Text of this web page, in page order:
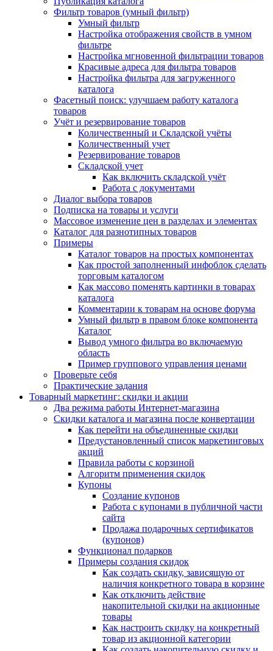
Фильтр товаров (умный фильтр)
Умный фильтр
Настройка отображения свойств в умном
фильтре
Настройка мгновенной фильтрации товаров
Красивые адреса для фильтра товаров
Настройка фильтра для загруженного
каталога
Фасетный поиск: улучшаем работу каталога
товаров
Учёт и резервирование товаров
Количественный и Складской учёты
Количественный учет
Резервирование товаров
Складской учет
Как включить складской учёт
Работа с документами
Диалог выбора товаров
Подписка на товары и услуги
Массовое изменение цен в разделах и элементах
Каталог для разнотипных товаров
Примеры
Каталог товаров на простых компонентах
Как простой заполненный инфоблок сделать
торговым каталогом
Как массово поменять картинки в товарах
каталога
Комментарии к товарам на основе форума
Умный фильтр в правом блоке компонента
Каталог
Вывод умного фильтра во включаемую
область
Пример группового управления ценами
Проверьте себя
Практические задания
Товарный маркетинг: скидки и акции
Два режима работы Интернет-магазина
Скидки каталога и магазина после конвертации
Как перейти на объединенные скидки
Предустановленный список маркетинговых
акций
Правила работы с корзиной
Алгоритм применения скидок
Купоны
Создание купонов
Работа с купонами в публичной части
сайта
Продажа подарочных сертификатов
(купонов)
Функционал подарков
Примеры создания скидок
Как создать скидку, зависящую от
наличия конкретного товара в корзине
Как отключить действие
накопительной скидки на акционные
товары
Как настроить скидку на конкретный
товар из акционной категории